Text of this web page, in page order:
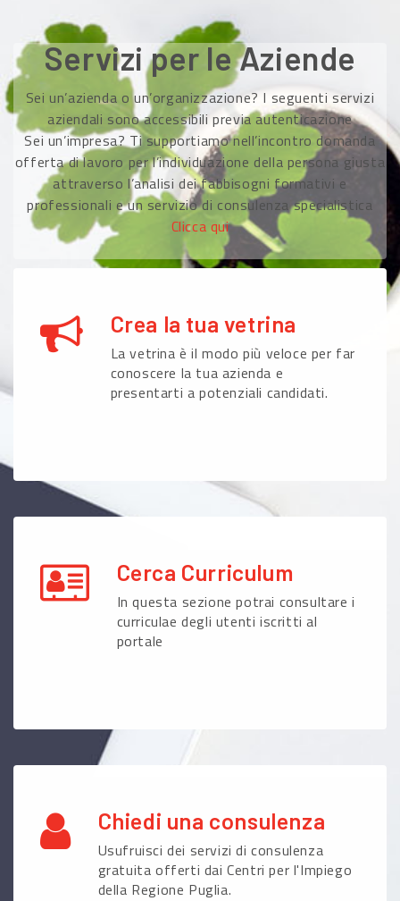
Servizi per le Aziende
Sei un’azienda o un’organizzazione? I seguenti servizi
aziendali sono accessibili previa autenticazione
Sei un’impresa? Ti supportiamo nell’incontro domanda
offerta di lavoro per l’individuazione della persona giusta
attraverso l’analisi dei fabbisogni formativi e
professionali e un servizio di consulenza specialistica
Clicca qui
Crea la tua vetrina
La vetrina è il modo più veloce per far
conoscere la tua azienda e
presentarti a potenziali candidati.
Cerca Curriculum
In questa sezione potrai consultare i
curriculae degli utenti iscritti al
portale
Chiedi una consulenza
Usufruisci dei servizi di consulenza
gratuita offerti dai Centri per l'Impiego
della Regione Puglia.